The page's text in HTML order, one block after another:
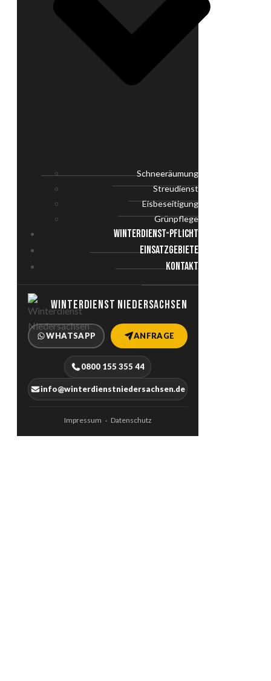
Schneeräumung
Streudienst
Eisbeseitigung
Grünpflege
WINTERDIENST-PFLICHT
EINSATZGEBIETE
KONTAKT
WINTERDIENST NIEDERSACHSEN
WHATSAPP ANFRAGE
0800 155 355 44
info@winterdienstniedersachsen.de
Impressum · Datenschutz